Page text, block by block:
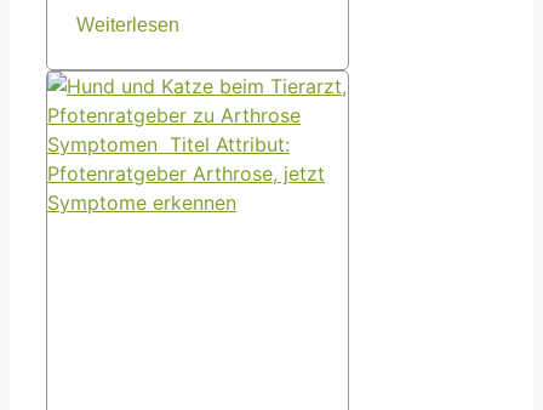
Weiterlesen